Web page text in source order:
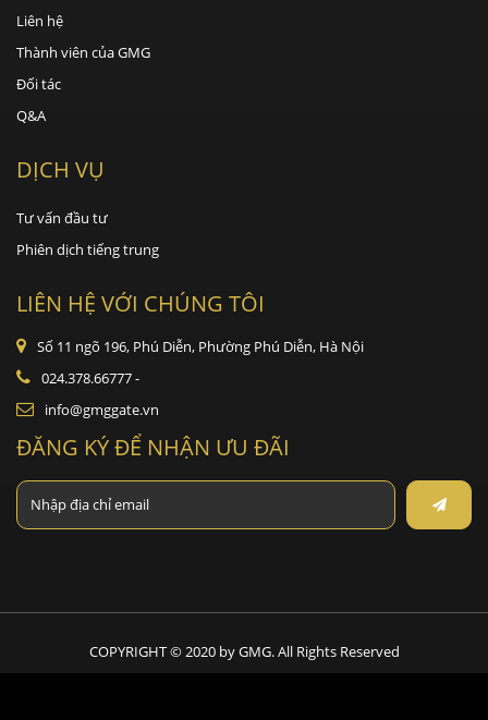
Liên hệ
Thành viên của GMG
Đối tác
Q&A
DỊCH VỤ
Tư vấn đầu tư
Phiên dịch tiếng trung
LIÊN HỆ VỚI CHÚNG TÔI
Số 11 ngõ 196, Phú Diễn, Phường Phú Diễn, Hà Nội
024.378.66777-
info@gmggate.vn
ĐĂNG KÝ ĐỂ NHẬN ƯU ĐÃI
COPYRIGHT © 2020 by GMG. All Rights Reserved